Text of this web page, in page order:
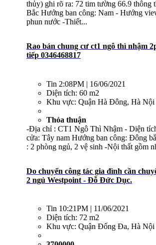
thủy) ghi rõ ra: 72 tim tường 66.9 thông
Bắc Hướng ban công: Nam - Hướng
phun nước -Thiết...
Rao bán chung cư ct1 ngô thì nhậm
tiếp 0346468817
Tin 2:08PM | 16/06/2021
Diện tích: 60 m2
Khu vực: Quận Hà Đông, Hà Nội
Thỏa thuận
-Địa chỉ : CT1 Ngô Thì Nhậm - Diện
cửa: Tây nam Hướng ban công: Đông
: 2 phòng ngủ, 2 vệ sinh -Nội thất gồm
Do chuyển công tác gia đình cần
2 ngủ Westpoint - Đỗ Đức Dục.
Tin 10:21PM | 11/06/2021
Diện tích: 72 m2
Khu vực: Quận Đống Đa, Hà Nội